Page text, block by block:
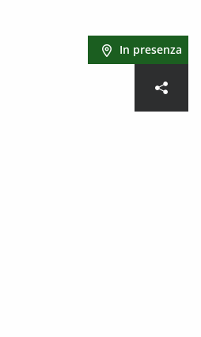
In presenza